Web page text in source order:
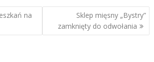
na
Sklep mięsny „Bystry”
zamknięty do odwołania